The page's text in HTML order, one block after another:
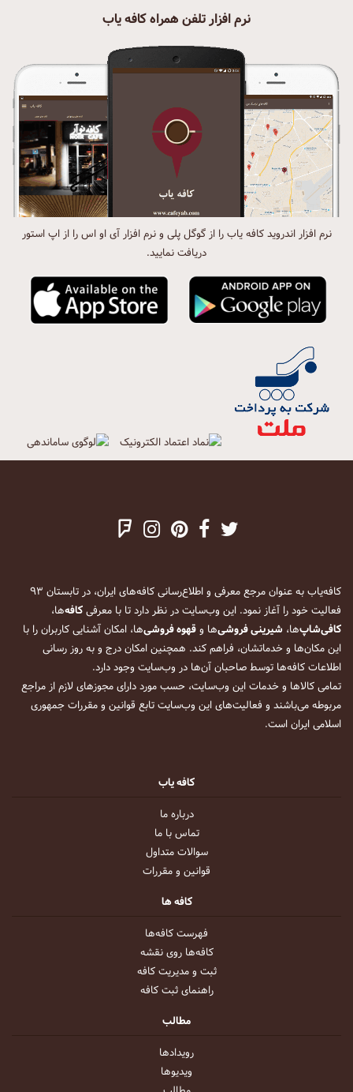
نرم افزار تلفن همراه کافه یاب
نرم افزار اندروید کافه یاب را از گوگل پلی و نرم افزار آی او اس را از اپ استور
دریافت نمایید.
کافه‌یاب به عنوان مرجع معرفی و اطلاع‌رسانی کافه‌های ایران، در تابستان ۹۳
فعالیت خود را آغاز نمود. این وب‌سایت در نظر دارد تا با معرفیکافه‌ها،
کافی‌شاپ‌ها، شیرینی فروشی‌ها وقهوه فروشی‌ها، امکان آشنایی کاربران را با
این مکان‌ها و خدماتشان، فراهم کند. همچنین امکان درج و به روز رسانی
اطلاعات کافه‌ها توسط صاحبان آن‌ها در وب‌سایت وجود دارد.
تمامی کالاها و خدمات این وب‌سایت، حسب مورد دارای مجوزهای لازم از مراجع
مربوطه می‌باشند و فعالیت‌های این وب‌سایت تابع قوانین و مقررات جمهوری
اسلامی ایران است.
کافه یاب
درباره ما
تماس با ما
سوالات متداول
قوانین و مقررات
کافه ها
فهرست کافه‌ها
کافه‌ها روی نقشه
ثبت و مدیریت کافه
راهنمای ثبت کافه
مطالب
رویداد‌ها
ویدیو‌ها